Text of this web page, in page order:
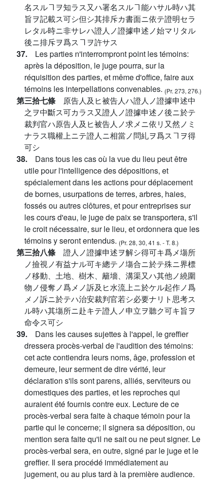
名スルヿヲ知ラス又ハ署名スルヿ能ハサル時ハ其
旨ヲ記載ス可シ但シ其排斥カ書面ニ依テ證明セラ
レタル時ニ非サレハ證人ノ證據申述ノ始マリタル
後ニ排斥ヲ爲スヿヲ許サス
37. Les parties n'interrompront point les témoins:
après la déposition, le juge pourra, sur la
réquisition des parties, et même d'office, faire aux
témoins les interpellations convenables. (Pr. 273, 276.)
第三拾七條 原告人及ヒ被告人ハ證人ノ證據申述中
之ヲ中斷ス可カラス又證人ノ證據申述ノ後ニ於テ
裁判官ハ原告人及ヒ被告人ノ求メニ依リ又然ノミ
ナラス職權上ニテ證人ニ相當ノ問糺ヲ爲スヿヲ得
可シ
38. Dans tous les cas où la vue du lieu peut être
utile pour l'intelligence des dépositions, et
spécialement dans les actions pour déplacement
de bornes, usurpations de terres, arbres, haies,
fossés ou autres clôtures, et pour entreprises sur
les cours d'eau, le juge de paix se transportera, s'il
le croit nécessaire, sur le lieu, et ordonnera que les
témoins y seront entendus. (Pr. 28, 30, 41 s. - T. 8.)
第三拾八條 證人ノ證據申述ヲ解シ得可キ爲メ塲所
ノ撿視ノ有益ナル可キ總テノ塲合ニ於テ殊ニ界標
ノ移動、土地、樹木、籬墻、溝渠又ハ其他ノ繞圍
物ノ侵奪ノ爲メノ訴及ヒ水流上ニ於ケル起作ノ爲
メノ訴ニ於テハ治安裁判官若シ必要ナリト思考ス
ル時ハ其塲所ニ赴キテ證人ノ申立ヲ聽ク可キ旨ヲ
命令ス可シ
39. Dans les causes sujettes à l'appel, le greffier
dressera procès-verbal de l'audition des témoins:
cet acte contiendra leurs noms, âge, profession et
demeure, leur serment de dire vérité, leur
déclaration s'ils sont parens, alliés, serviteurs ou
domestiques des parties, et les reproches qui
auraient été fournis contre eux. Lecture de ce
procès-verbal sera faite à chaque témoin pour la
partie qui le concerne; il signera sa déposition, ou
mention sera faite qu'il ne sait ou ne peut signer. Le
procès-verbal sera, en outre, signé par le juge et le
greffier. Il sera procédé immédiatement au
jugement, ou au plus tard à la première audience.